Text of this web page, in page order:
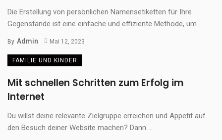
Die Erstellung von persönlichen Namensetiketten für Ihre
Gegenstände ist eine einfache und effiziente Methode, um ...
By Admin Mai 12, 2023
FAMILIE UND KINDER
Mit schnellen Schritten zum Erfolg im
Internet
Du willst deine relevante Zielgruppe erreichen und Appetit auf
den Besuch deiner Website machen? Dann ...